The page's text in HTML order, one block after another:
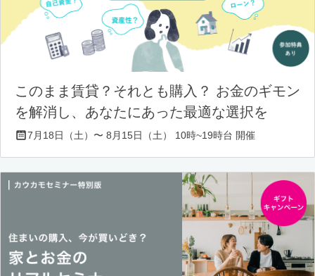
このまま賃貸？それとも購入？ お金のギモン
を解消し、あなたにあった最適な選択を
7月18日（土）〜 8月15日（土） 10時~19時台 開催